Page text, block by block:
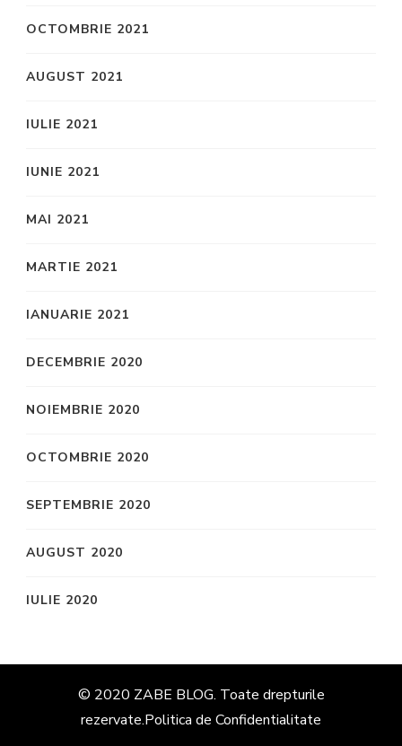
OCTOMBRIE 2021
AUGUST 2021
IULIE 2021
IUNIE 2021
MAI 2021
MARTIE 2021
IANUARIE 2021
DECEMBRIE 2020
NOIEMBRIE 2020
OCTOMBRIE 2020
SEPTEMBRIE 2020
AUGUST 2020
IULIE 2020
© 2020 ZABE BLOG. Toate drepturile
rezervate.Politica de Confidentialitate